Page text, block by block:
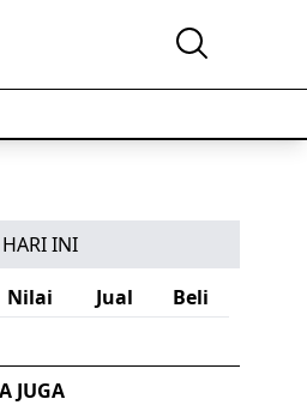
INI
Nilai Jual Beli
JUGA